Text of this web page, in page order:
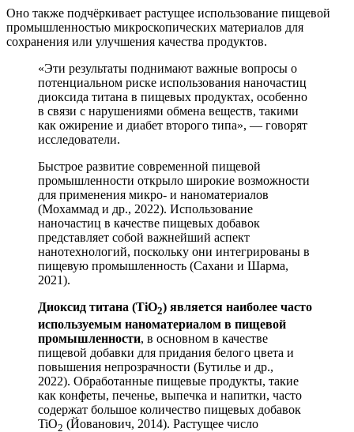
Оно также подчёркивает растущее использование пищевой
промышленностью микроскопических материалов для
сохранения или улучшения качества продуктов.
«Эти результаты поднимают важные вопросы о
потенциальном риске использования наночастиц
диоксида титана в пищевых продуктах, особенно
в связи с нарушениями обмена веществ, такими
как ожирение и диабет второго типа», — говорят
исследователи.
Быстрое развитие современной пищевой
промышленности открыло широкие возможности
для применения микро- и наноматериалов
(Мохаммад и др., 2022). Использование
наночастиц в качестве пищевых добавок
представляет собой важнейший аспект
нанотехнологий, поскольку они интегрированы в
пищевую промышленность (Сахани и Шарма,
2021).
Диоксид титана (TiO2) является наиболее часто
используемым наноматериалом в пищевой
промышленности, в основном в качестве
пищевой добавки для придания белого цвета и
повышения непрозрачности (Бутилье и др.,
2022). Обработанные пищевые продукты, такие
как конфеты, печенье, выпечка и напитки, часто
содержат большое количество пищевых добавок
TiO2 (Йованович, 2014). Растущее число